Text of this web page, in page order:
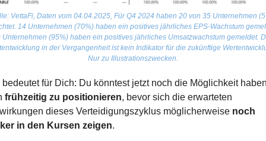
VettaFi, Daten vom 04.04.2025, Für Q4 2024 haben 20 von 35 Unternehmen
14 Unternehmen (70%) haben ein positives jährliches EPS-Wachstum
Unternehmen (95%) haben ein positives jährliches Umsatzwachstum gemeldet.
in der Vergangenheit ist kein Indikator für die zukünftige
Nur zu Illustrationszwecken.
bedeutet für Dich: Du könntest jetzt noch die Möglichkeit
frühzeitig zu positionieren, bevor sich die erwarteten
dieses Verteidigungszyklus möglicherweise noch
in den Kursen zeigen.